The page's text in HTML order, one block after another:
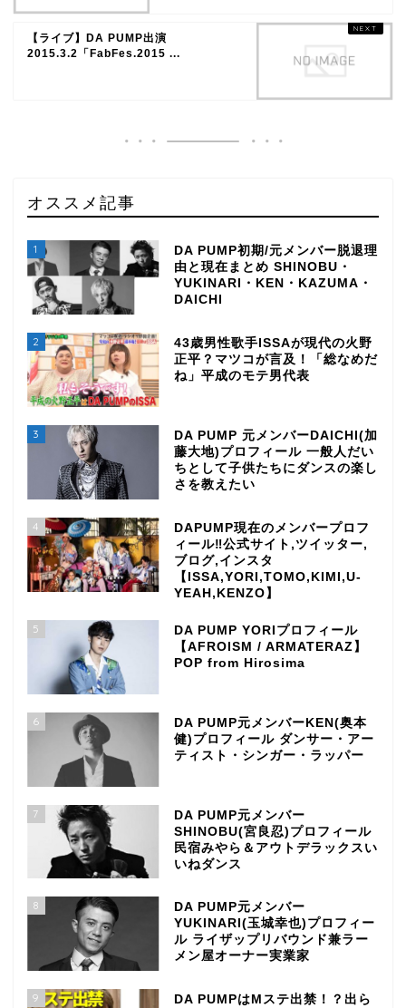
【ライブ】DA PUMP出演
2015.3.2「FabFes.2015 ...
オススメ記事
1
DA PUMP初期/元メンバー脱退理
由と現在まとめ SHINOBU・
YUKINARI・KEN・KAZUMA・
DAICHI
2
43歳男性歌手ISSAが現代の火野
正平？マツコが言及！「総なめだ
ね」平成のモテ男代表
3
DA PUMP 元メンバーDAICHI(加
藤大地)プロフィール 一般人だい
ちとして子供たちにダンスの楽し
さを教えたい
4
DAPUMP現在のメンバープロフ
ィール‼公式サイト,ツイッター,
ブログ,インスタ
【ISSA,YORI,TOMO,KIMI,U-
YEAH,KENZO】
5
DA PUMP YORIプロフィール
【AFROISM / ARMATERAZ】
POP from Hirosima
6
DA PUMP元メンバーKEN(奥本
健)プロフィール ダンサー・アー
ティスト・シンガー・ラッパー
7
DA PUMP元メンバー
SHINOBU(宮良忍)プロフィール
民宿みやら＆アウトデラックスい
いねダンス
8
DA PUMP元メンバー
YUKINARI(玉城幸也)プロフィー
ル ライザップリバウンド兼ラー
メン屋オーナー実業家
9
DA PUMPはMステ出禁！？出ら